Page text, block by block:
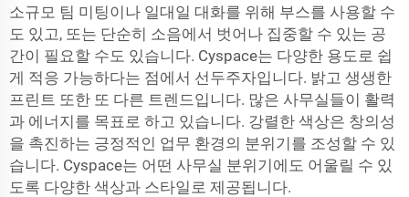
소규모 팀 미팅이나 일대일 대화를 위해 부스를 사용할 수
도 있고, 또는 단순히 소음에서 벗어나 집중할 수 있는 공
간이 필요할 수도 있습니다. Cyspace는 다양한 용도로 쉽
게 적응 가능하다는 점에서 선두주자입니다. 밝고 생생한
프린트 또한 또 다른 트렌드입니다. 많은 사무실들이 활력
과 에너지를 목표로 하고 있습니다. 강렬한 색상은 창의성
을 촉진하는 긍정적인 업무 환경의 분위기를 조성할 수 있
습니다. Cyspace는 어떤 사무실 분위기에도 어울릴 수 있
도록 다양한 색상과 스타일로 제공됩니다.